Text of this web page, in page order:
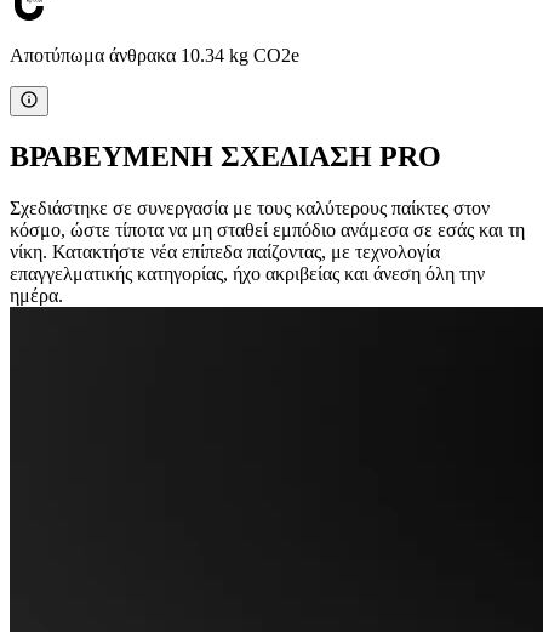
Αποτύπωμα άνθρακα 10.34 kg CO2e
ΒΡΑΒΕΥΜΕΝΗ ΣΧΕΔΙΑΣΗ PRO
Σχεδιάστηκε σε συνεργασία με τους καλύτερους παίκτες στον
κόσμο, ώστε τίποτα να μη σταθεί εμπόδιο ανάμεσα σε εσάς και τη
νίκη. Κατακτήστε νέα επίπεδα παίζοντας, με τεχνολογία
επαγγελματικής κατηγορίας, ήχο ακριβείας και άνεση όλη την
ημέρα.